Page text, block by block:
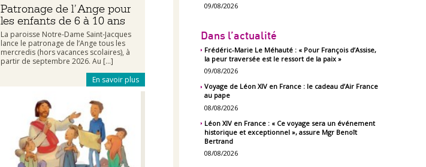
Patronage de l’Ange pour
les enfants de 6 à 10 ans
La paroisse Notre-Dame Saint-Jacques
lance le patronage de l’Ange tous les
mercredis (hors vacances scolaires), à
partir de septembre 2026. Au [...]
En savoir plus
09/08/2026
Dans l’actualité
Frédéric-Marie Le Méhauté : « Pour François d’Assise,
la peur traversée est le ressort de la paix »
09/08/2026
Voyage de Léon XIV en France : le cadeau d’Air France
au pape
08/08/2026
Léon XIV en France : « Ce voyage sera un événement
historique et exceptionnel », assure Mgr Benoît
Bertrand
08/08/2026